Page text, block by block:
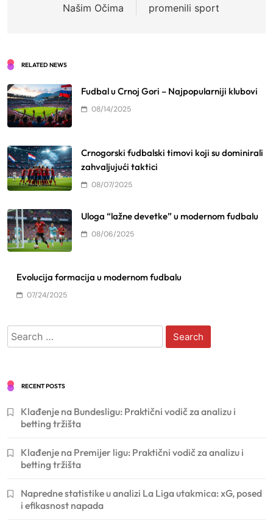
Našim Očima
promenili sport
RELATED NEWS
Fudbal u Crnoj Gori – Najpopularniji klubovi
08/14/2025
Crnogorski fudbalski timovi koji su dominirali
zahvaljujući taktici
08/07/2025
Uloga “lažne devetke” u modernom fudbalu
08/06/2025
Evolucija formacija u modernom fudbalu
07/24/2025
Search
for:
RECENT POSTS
Klađenje na Bundesligu: Praktični vodič za analizu i
betting tržišta
Klađenje na Premijer ligu: Praktični vodič za analizu i
betting tržišta
Napredne statistike u analizi La Liga utakmica: xG, posed
i efikasnost napada